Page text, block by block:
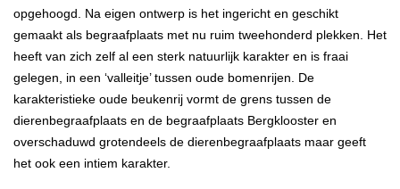
opgehoogd. Na eigen ontwerp is het ingericht en geschikt
gemaakt als begraafplaats met nu ruim tweehonderd plekken. Het
heeft van zich zelf al een sterk natuurlijk karakter en is fraai
gelegen, in een ‘valleitje’ tussen oude bomenrijen. De
karakteristieke oude beukenrij vormt de grens tussen de
dierenbegraafplaats en de begraafplaats Bergklooster en
overschaduwd grotendeels de dierenbegraafplaats maar geeft
het ook een intiem karakter.